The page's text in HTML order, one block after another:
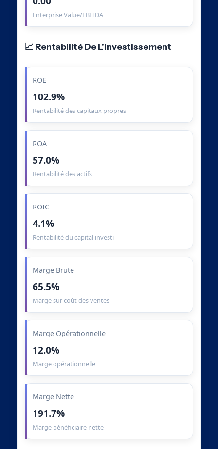
Enterprise Value/EBITDA
📈 Rentabilité De L’Investissement
ROE
102.9%
Rentabilité des capitaux propres
ROA
57.0%
Rentabilité des actifs
ROIC
4.1%
Rentabilité du capital investi
Marge Brute
65.5%
Marge sur coût des ventes
Marge Opérationnelle
12.0%
Marge opérationnelle
Marge Nette
191.7%
Marge bénéficiaire nette